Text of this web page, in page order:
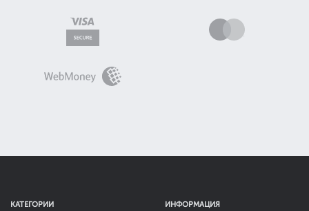
КАТЕГОРИИ ИНФОРМАЦИЯ